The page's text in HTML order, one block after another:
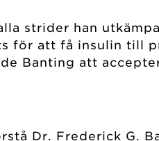
strider han
för att få insulin till
Banting att
Dr. Frederick G.